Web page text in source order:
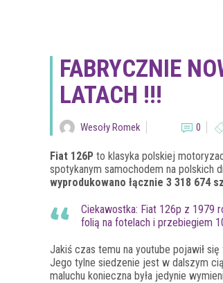
FABRYCZNIE
LATACH !!!
Wesoły Romek 0
Fiat 126P to klasyka polskiej
spotykanym samochodem na polskich
wyprodukowano łącznie 3 318 674
Ciekawostka: Fiat 126p z 1979
folią na fotelach i przebiegiem
Jakiś czas temu na youtube pojawił
Jego tylne siedzenie jest w dalszym
maluchu konieczna była jedynie